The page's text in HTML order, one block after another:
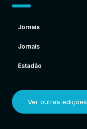
Jornais
Jornais
Estadão
Ver outras edições